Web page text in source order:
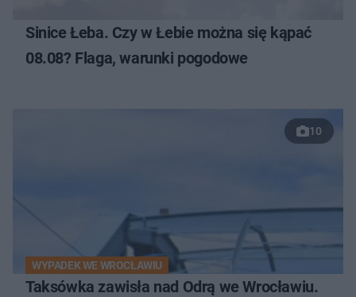
Sinice Łeba. Czy w Łebie można się kąpać
08.08? Flaga, warunki pogodowe
10
WYPADEK WE WROCŁAWIU
Taksówka zawisła nad Odrą we Wrocławiu.